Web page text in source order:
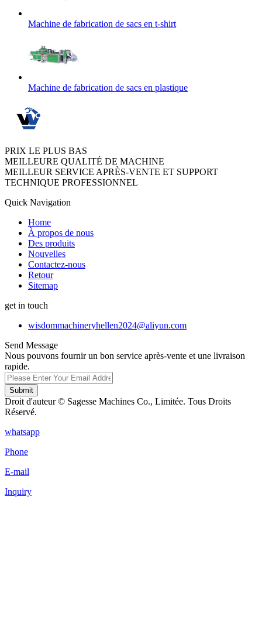
Machine de fabrication de sacs en t-shirt
Machine de fabrication de sacs en plastique
PRIX LE PLUS BAS
MEILLEURE QUALITÉ DE MACHINE
MEILLEUR SERVICE APRÈS-VENTE ET SUPPORT
TECHNIQUE PROFESSIONNEL
Quick Navigation
Home
À propos de nous
Des produits
Nouvelles
Contactez-nous
Retour
Sitemap
get in touch
wisdommachineryhellen2024@aliyun.com
Send Message
Nous pouvons fournir un bon service après-vente et une livraison
rapide.
Submit
Droit d'auteur © Sagesse Machines Co., Limitée. Tous Droits
Réservé.
whatsapp
Phone
E-mail
Inquiry